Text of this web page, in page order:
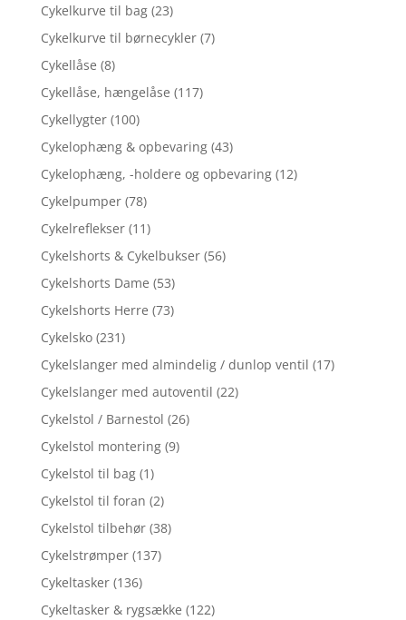
Cykelkurve til bag (23)
Cykelkurve til børnecykler (7)
Cykellåse (8)
Cykellåse, hængelåse (117)
Cykellygter (100)
Cykelophæng & opbevaring (43)
Cykelophæng, -holdere og opbevaring (12)
Cykelpumper (78)
Cykelreflekser (11)
Cykelshorts & Cykelbukser (56)
Cykelshorts Dame (53)
Cykelshorts Herre (73)
Cykelsko (231)
Cykelslanger med almindelig / dunlop ventil (17)
Cykelslanger med autoventil (22)
Cykelstol / Barnestol (26)
Cykelstol montering (9)
Cykelstol til bag (1)
Cykelstol til foran (2)
Cykelstol tilbehør (38)
Cykelstrømper (137)
Cykeltasker (136)
Cykeltasker & rygsække (122)